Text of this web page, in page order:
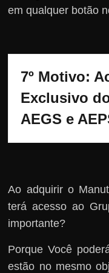
em qualquer botão
7º Motivo:
Exclusivo
AEGS e
Ao adquirir o
terá acesso ao
importante?
Porque Você
estão no mesmo